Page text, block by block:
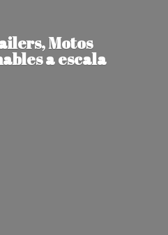
Motos
a escala